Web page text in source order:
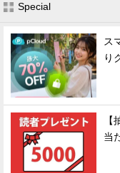
Special
ス
り
当